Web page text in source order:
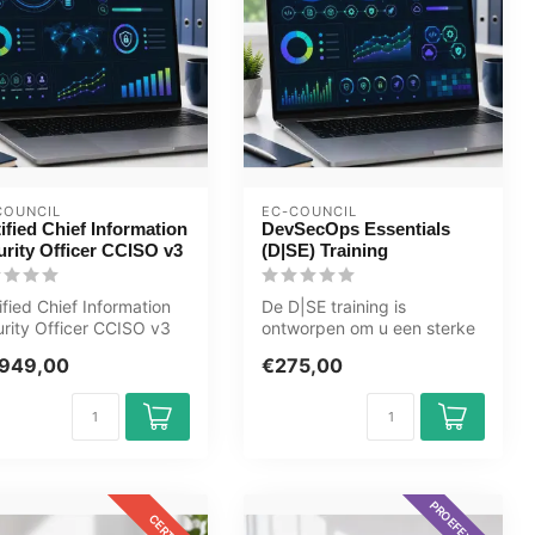
Chief Information
Officer CCISO v3
Chief Information
Officer CCISO v3
EC-COUNCIL
DevSecOps Essentials
(D|SE) Training
De D|SE training is
ontworpen om u een sterke
technieken en...
€275,00